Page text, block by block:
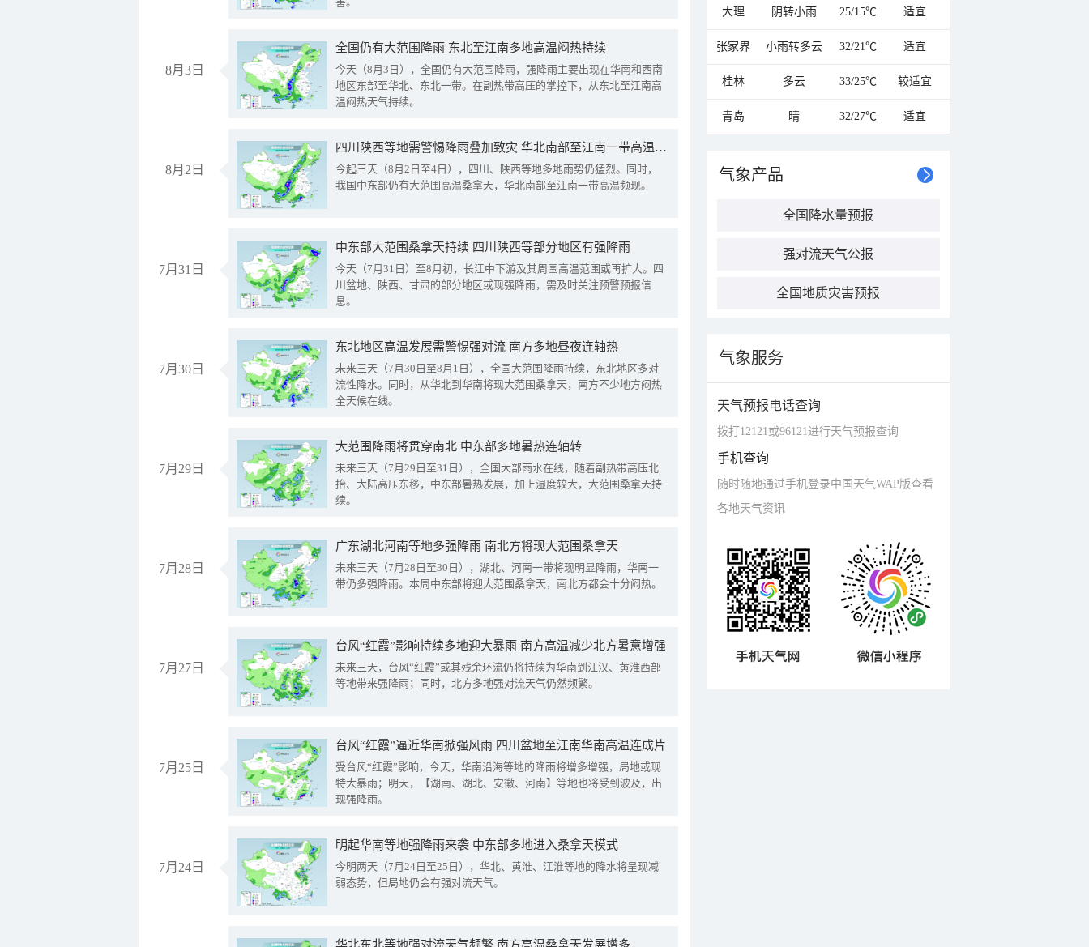
8月3日
全国仍有大范围降雨 东北至江南多地高温闷热持续
今天（8月3日），全国仍有大范围降雨，强降雨主要出现在华南和西南
地区东部至华北、东北一带。在副热带高压的掌控下，从东北至江南高
温闷热天气持续。
8月2日
四川陕西等地需警惕降雨叠加致灾 华北南部至江南一带高温频现
今起三天（8月2日至4日），四川、陕西等地多地雨势仍猛烈。同时，
我国中东部仍有大范围高温桑拿天，华北南部至江南一带高温频现。
7月31日
中东部大范围桑拿天持续 四川陕西等部分地区有强降雨
今天（7月31日）至8月初，长江中下游及其周围高温范围或再扩大。四
川盆地、陕西、甘肃的部分地区或现强降雨，需及时关注预警预报信
息。
7月30日
东北地区高温发展需警惕强对流 南方多地昼夜连轴热
未来三天（7月30日至8月1日），全国大范围降雨持续，东北地区多对
流性降水。同时，从华北到华南将现大范围桑拿天，南方不少地方闷热
全天候在线。
7月29日
大范围降雨将贯穿南北 中东部多地暑热连轴转
未来三天（7月29日至31日），全国大部雨水在线，随着副热带高压北
抬、大陆高压东移，中东部暑热发展，加上湿度较大，大范围桑拿天持
续。
7月28日
广东湖北河南等地多强降雨 南北方将现大范围桑拿天
未来三天（7月28日至30日），湖北、河南一带将现明显降雨，华南一
带仍多强降雨。本周中东部将迎大范围桑拿天，南北方都会十分闷热。
7月27日
台风“红霞”影响持续多地迎大暴雨 南方高温减少北方暑意增强
未来三天，台风“红霞”或其残余环流仍将持续为华南到江汉、黄淮西部
等地带来强降雨；同时，北方多地强对流天气仍然频繁。
7月25日
台风“红霞”逼近华南掀强风雨 四川盆地至江南华南高温连成片
受台风“红霞”影响，今天，华南沿海等地的降雨将增多增强，局地或现
特大暴雨；明天，【湖南、湖北、安徽、河南】等地也将受到波及，出
现强降雨。
7月24日
明起华南等地强降雨来袭 中东部多地进入桑拿天模式
今明两天（7月24日至25日），华北、黄淮、江淮等地的降水将呈现减
弱态势，但局地仍会有强对流天气。
大理 阴转小雨 25/15℃ 适宜
张家界 小雨转多云 32/21℃ 适宜
桂林 多云 33/25℃ 较适宜
青岛 晴 32/27℃ 适宜
气象产品
全国降水量预报
强对流天气公报
全国地质灾害预报
气象服务
天气预报电话查询
拨打12121或96121进行天气预报查询
手机查询
随时随地通过手机登录中国天气WAP版查看
各地天气资讯